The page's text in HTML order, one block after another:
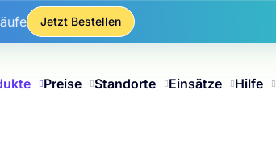
Jetzt Bestellen
Preise Standorte Einsätze Hilfe